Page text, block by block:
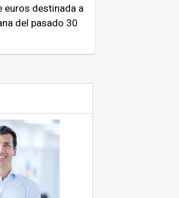
euros destinada a
del pasado 30